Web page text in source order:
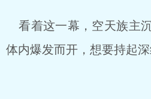
看着这一幕，空天族主
体内爆发而开，想要持起深